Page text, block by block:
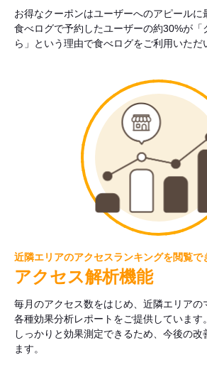
お得なクーポンはユーザーへのアピールに
食べログで予約したユーザーの約30%が「
ら」という理由で食べログをご利用いただ
近隣エリアのアクセスランキングを閲覧で
アクセス解析機能
毎月のアクセス数をはじめ、近隣エリアの
各種効果分析レポートをご提供しています。
しっかりと効果測定できるため、今後の
ます。